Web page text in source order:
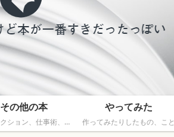
その他の本
ノンフィクション、仕事術、文芸以外の本
やってみた
作ってみたりしたもの、こと